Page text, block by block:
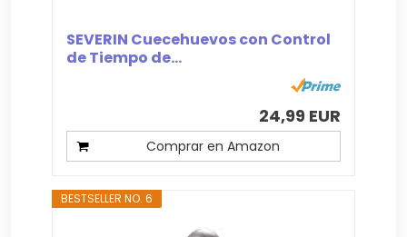
SEVERIN Cuecehuevos con Control
de Tiempo de...
24,99 EUR
Comprar en Amazon
BESTSELLER NO. 6